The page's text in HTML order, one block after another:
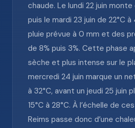
chaude. Le lundi 22 juin monte
puis le mardi 23 juin de 22°C à
pluie prévue à 0 mm et des
de 8% puis 3%. Cette phase
sèche et plus intense sur le
mercredi 24 juin marque un
à 32°C, avant un jeudi 25 juin
15°C à 28°C. À l’échelle de
Reims passe donc d’une